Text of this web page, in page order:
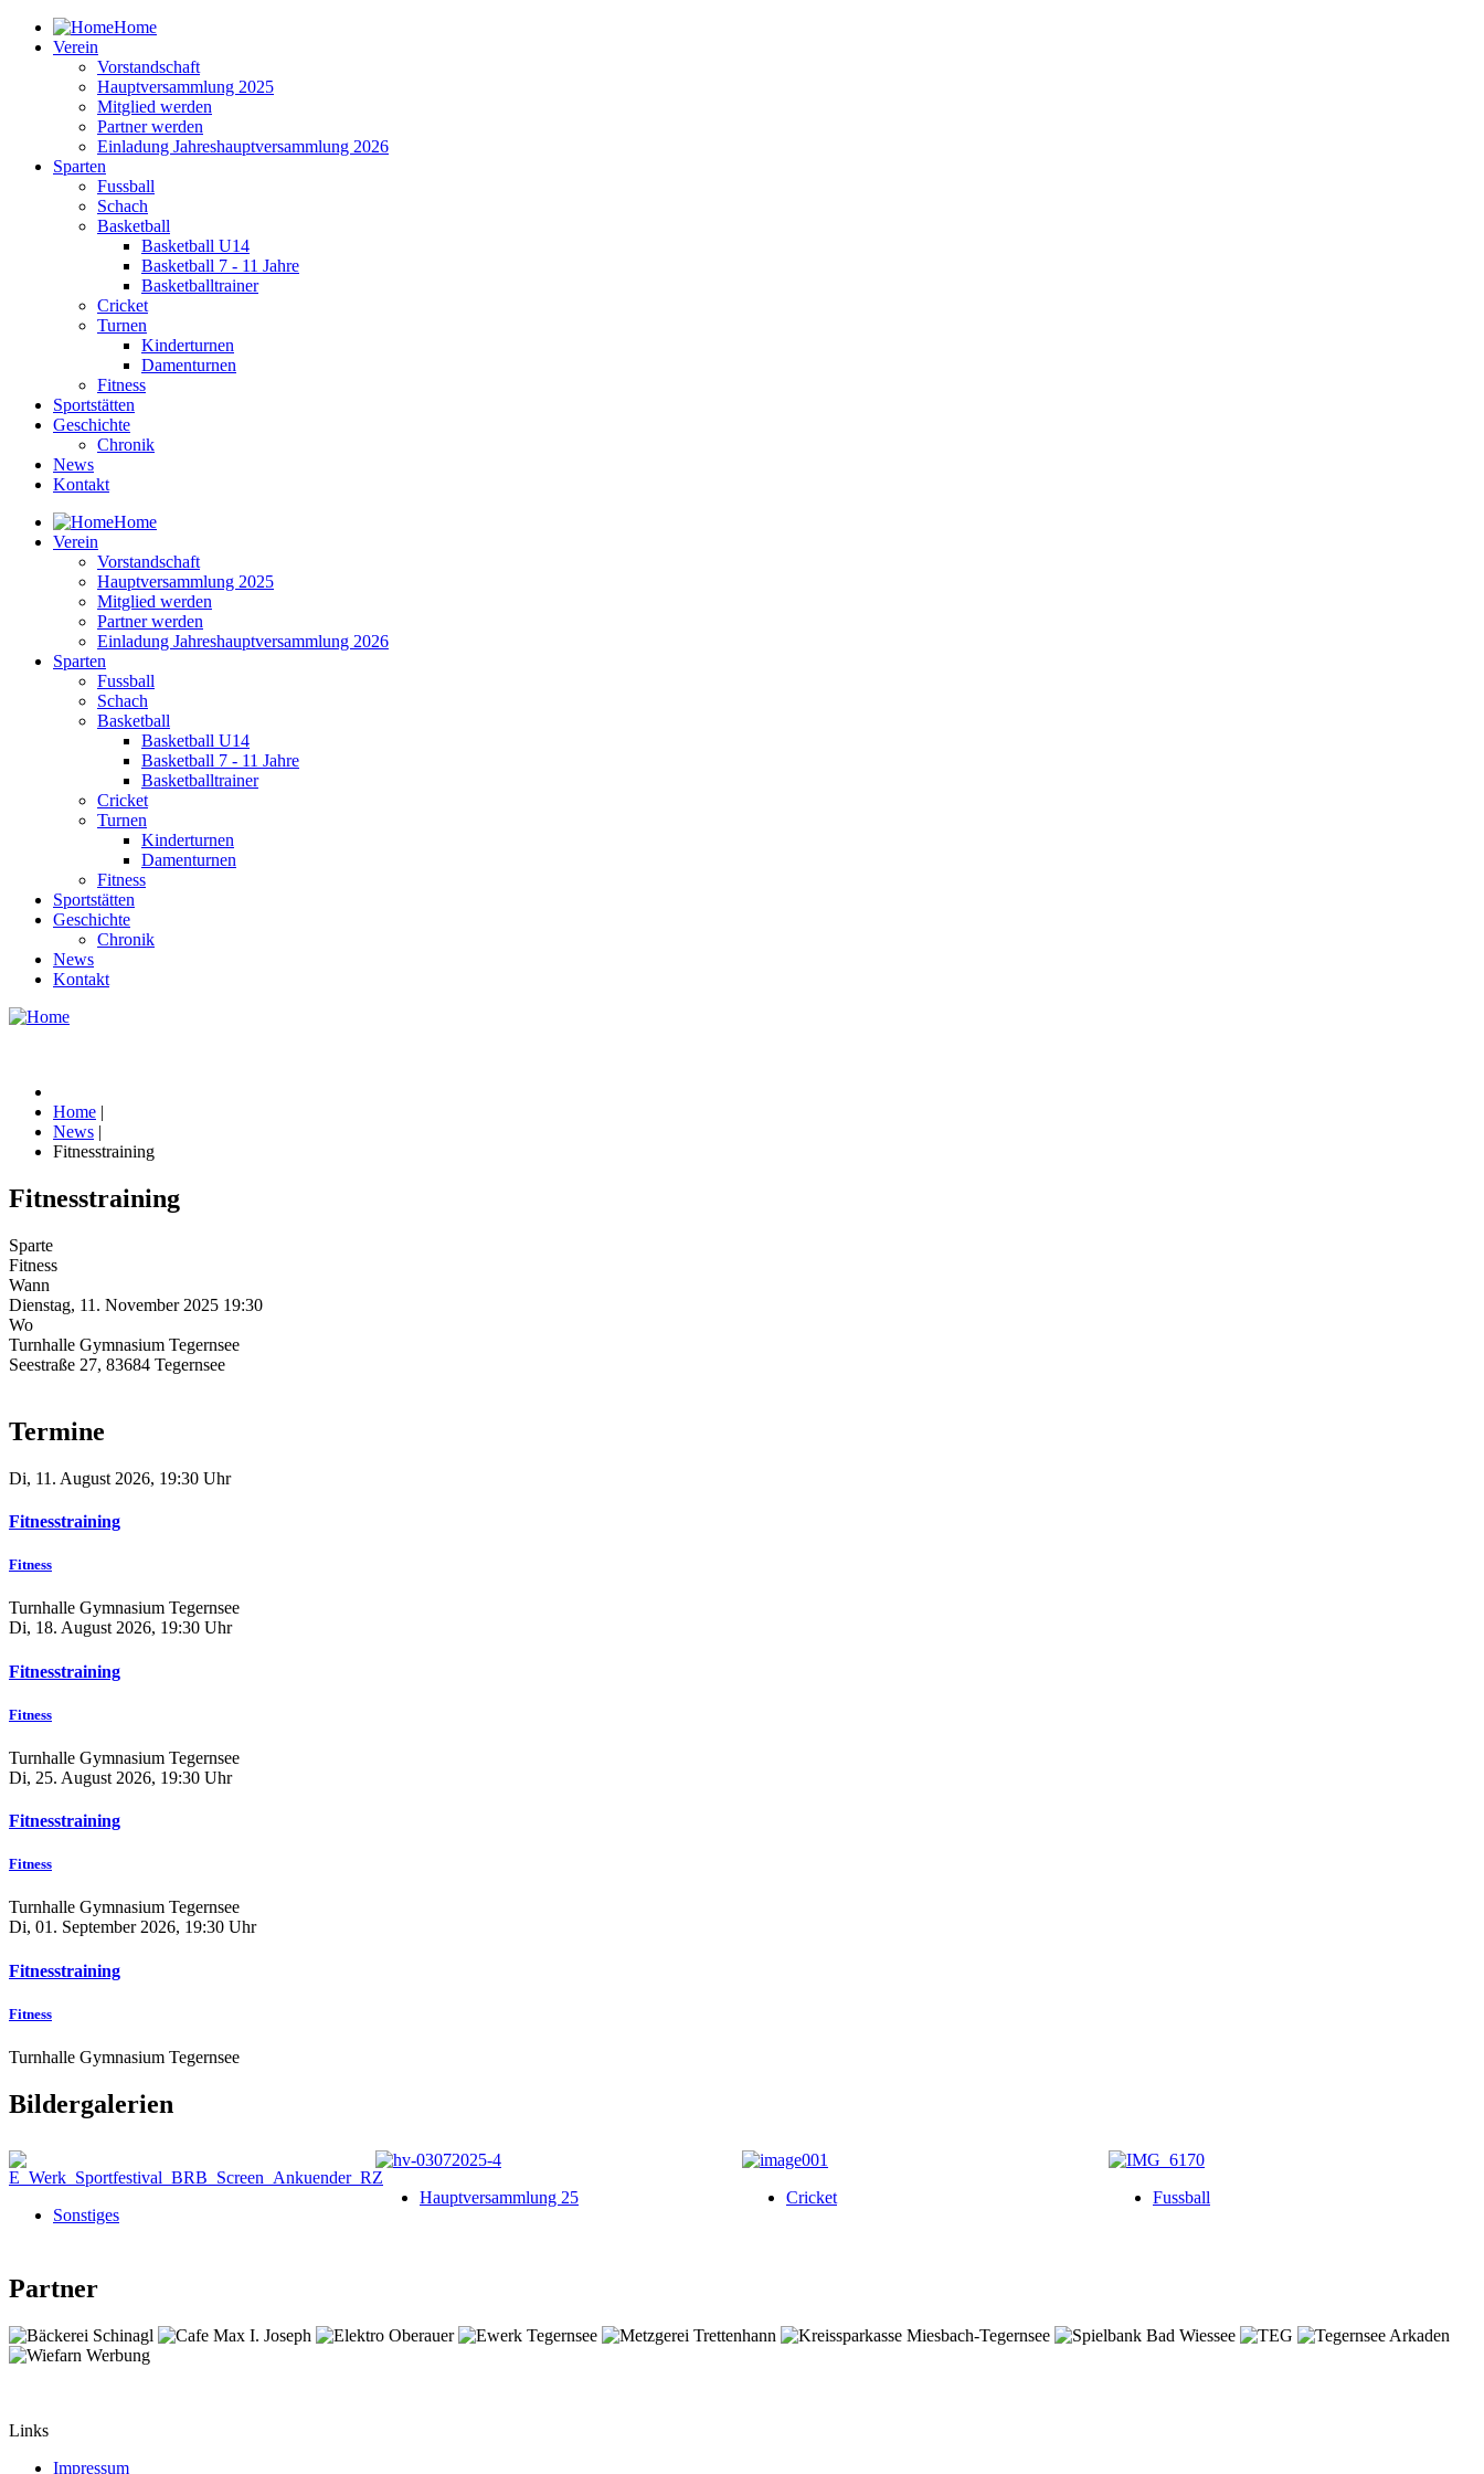
Home
Verein
Vorstandschaft
Hauptversammlung 2025
Mitglied werden
Partner werden
Einladung Jahreshauptversammlung 2026
Sparten
Fussball
Schach
Basketball
Basketball U14
Basketball 7 - 11 Jahre
Basketballtrainer
Cricket
Turnen
Kinderturnen
Damenturnen
Fitness
Sportstätten
Geschichte
Chronik
News
Kontakt
Home
Verein
Vorstandschaft
Hauptversammlung 2025
Mitglied werden
Partner werden
Einladung Jahreshauptversammlung 2026
Sparten
Fussball
Schach
Basketball
Basketball U14
Basketball 7 - 11 Jahre
Basketballtrainer
Cricket
Turnen
Kinderturnen
Damenturnen
Fitness
Sportstätten
Geschichte
Chronik
News
Kontakt
Home |
News |
Fitnesstraining
Fitnesstraining
Sparte
Fitness
Wann
Dienstag, 11. November 2025 19:30
Wo
Turnhalle Gymnasium Tegernsee
Seestraße 27, 83684 Tegernsee
Termine
Di, 11. August 2026, 19:30 Uhr
Fitnesstraining
Fitness
Turnhalle Gymnasium Tegernsee
Di, 18. August 2026, 19:30 Uhr
Fitnesstraining
Fitness
Turnhalle Gymnasium Tegernsee
Di, 25. August 2026, 19:30 Uhr
Fitnesstraining
Fitness
Turnhalle Gymnasium Tegernsee
Di, 01. September 2026, 19:30 Uhr
Fitnesstraining
Fitness
Turnhalle Gymnasium Tegernsee
Bildergalerien
Sonstiges
Hauptversammlung 25 Cricket Fussball
Partner
Links
Impressum